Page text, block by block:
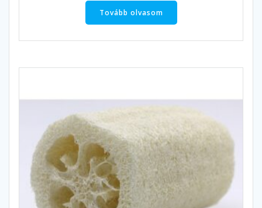
Tovább olvasom